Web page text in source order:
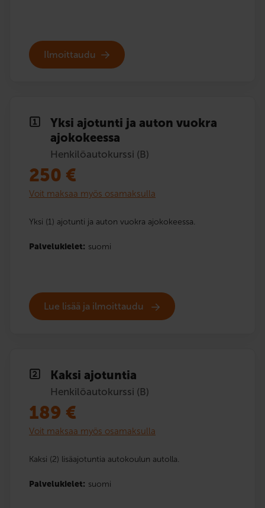
Ilmoittaudu
Yksi ajotunti ja auton vuokra
ajokokeessa
Henkilöautokurssi (B)
250 €
Voit maksaa myös osamaksulla
Yksi (1) ajotunti ja auton vuokra ajokokeessa.
Palvelukielet: suomi
Lue lisää ja ilmoittaudu
Kaksi ajotuntia
Henkilöautokurssi (B)
189 €
Voit maksaa myös osamaksulla
Kaksi (2) lisäajotuntia autokoulun autolla.
Palvelukielet: suomi